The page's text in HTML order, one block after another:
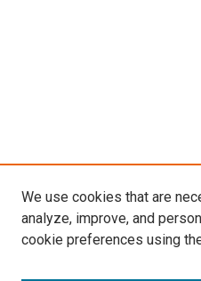
We use cookies that are
analyze, improve, and
cookie preferences using